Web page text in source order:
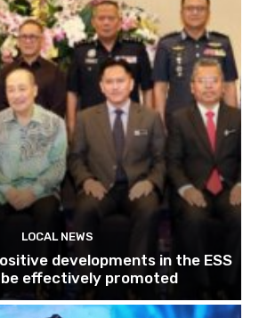
LOCAL NEWS
developments in the ESS
effectively promoted